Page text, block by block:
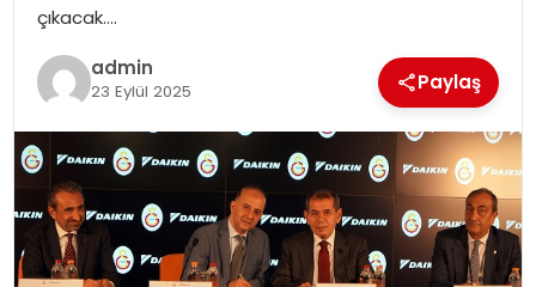
OTOMOBIL
çıkacak….
admin
23 Eylül 2025 Paylaş